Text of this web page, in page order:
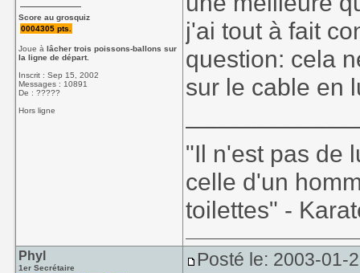
Score au grosquiz
0004305 pts.
Joue àlâcher trois poissons-ballons sur
la ligne de départ.
Inscrit : Sep 15, 2002
Messages : 10891
De : ?????
Hors ligne
j'ai tout à fait
question: cela
sur le cable en
"Il n'est pas de
celle d'un
toilettes" -
Phyl
1er Secrétaire Posté le: 2003-01-